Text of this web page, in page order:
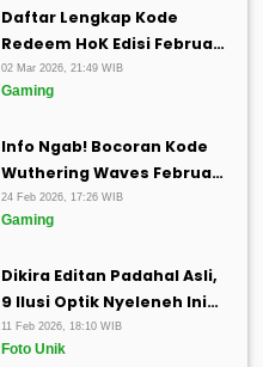
Daftar Lengkap Kode
Redeem HoK Edisi Februari
2026 Buat Tambah Koleksi
Kerenmu
02 Mar 2026, 21:49 WIB
Gaming
Info Ngab! Bocoran Kode
Wuthering Waves Februari
2026 Plus Cara Gampang
Klaimnya
24 Feb 2026, 17:26 WIB
Gaming
Dikira Editan Padahal Asli,
9 Ilusi Optik Nyeleneh Ini
Bikin Pusing Tujuh Keliling
11 Feb 2026, 18:10 WIB
Foto Unik